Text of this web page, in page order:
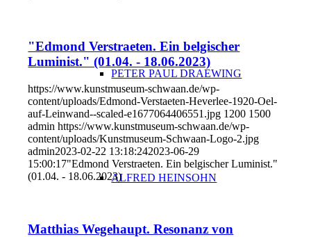
PETER PAUL DRAEWING
ALFRED HEINSOHN
"Edmond Verstraeten. Ein belgischer
Luminist." (01.04. - 18.06.2023)
https://www.kunstmuseum-schwaan.de/wp-
content/uploads/Edmond-Verstaeten-Heverlee-1920-Oel-
auf-Leinwand--scaled-e1677064406551.jpg 1200 1500
admin https://www.kunstmuseum-schwaan.de/wp-
content/uploads/Kunstmuseum-Schwaan-Logo-2.jpg
admin2023-02-22 13:18:242023-06-29
15:00:17"Edmond Verstraeten. Ein belgischer Luminist."
(01.04. - 18.06.2023)
Matthias Wegehaupt. Resonanz von